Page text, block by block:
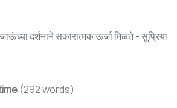
दर्शनाने सकारात्मक ऊर्जा मिळते - सुप्रिया
(292 words)